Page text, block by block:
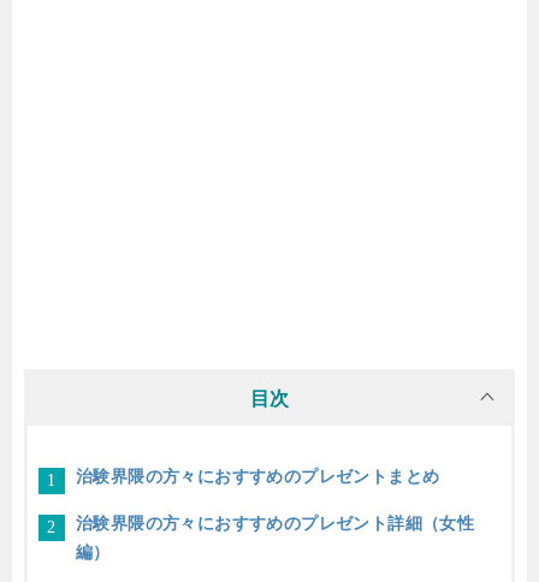
目次
治験界隈の方々におすすめのプレゼントまとめ
治験界隈の方々におすすめのプレゼント詳細（女性
編）